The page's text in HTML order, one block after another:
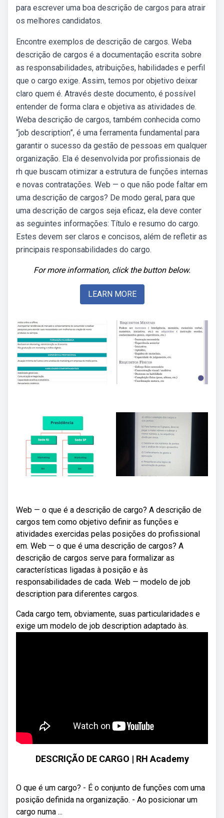
para escrever uma boa descrição de cargos para atrair
os melhores candidatos.
Encontre exemplos de descrição de cargos. Weba
descrição de cargos é a documentação escrita sobre
as responsabilidades, atribuições, habilidades e perfil
que o cargo exige. Assim, temos por objetivo deixar
claro quem é. Através deste documento, é possível
entender de forma clara e objetiva as atividades de.
Weba descrição de cargos, também conhecida como
“job description”, é uma ferramenta fundamental para
garantir o sucesso da gestão de pessoas em qualquer
organização. Ela é desenvolvida por profissionais de
rh que buscam otimizar a estrutura de funções internas
e novas contratações. Web — o que não pode faltar em
uma descrição de cargos? De modo geral, para que
uma descrição de cargos seja eficaz, ela deve conter
as seguintes informações: Título e resumo do cargo.
Estes devem ser claros e concisos, além de refletir as
principais responsabilidades do cargo.
For more information, click the button below.
LEARN MORE
Web — o que é a descrição de cargo? A descrição de
cargos tem como objetivo definir as funções e
atividades exercidas pelas posições do profissional
em. Web — o que é uma descrição de cargos? A
descrição de cargos serve para formalizar as
características ligadas à posição e às
responsabilidades de cada. Web — modelo de job
description para diferentes cargos.
Cada cargo tem, obviamente, suas particularidades e
exige um modelo de job description adaptado às.
DESCRIÇÃO DE CARGO | RH Academy
O que é um cargo? - É o conjunto de funções com uma
posição definida na organização. - Ao posicionar um
cargo numa ...